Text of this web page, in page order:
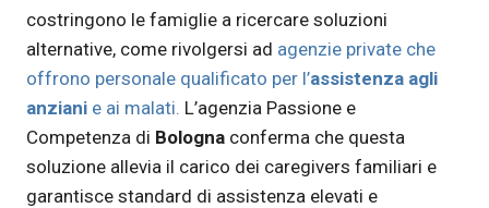
costringono le famiglie a ricercare soluzioni
alternative, come rivolgersi ad agenzie private che
offrono personale qualificato per l’assistenza agli
anziani e ai malati. L’agenzia Passione e
Competenza di Bologna conferma che questa
soluzione allevia il carico dei caregivers familiari e
garantisce standard di assistenza elevati e